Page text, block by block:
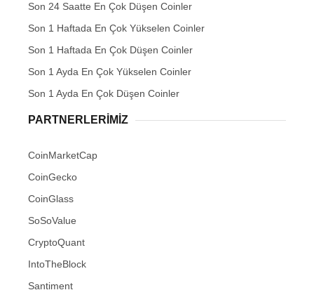
Son 24 Saatte En Çok Düşen Coinler
Son 1 Haftada En Çok Yükselen Coinler
Son 1 Haftada En Çok Düşen Coinler
Son 1 Ayda En Çok Yükselen Coinler
Son 1 Ayda En Çok Düşen Coinler
PARTNERLERIMIZ
CoinMarketCap
CoinGecko
CoinGlass
SoSoValue
CryptoQuant
IntoTheBlock
Santiment